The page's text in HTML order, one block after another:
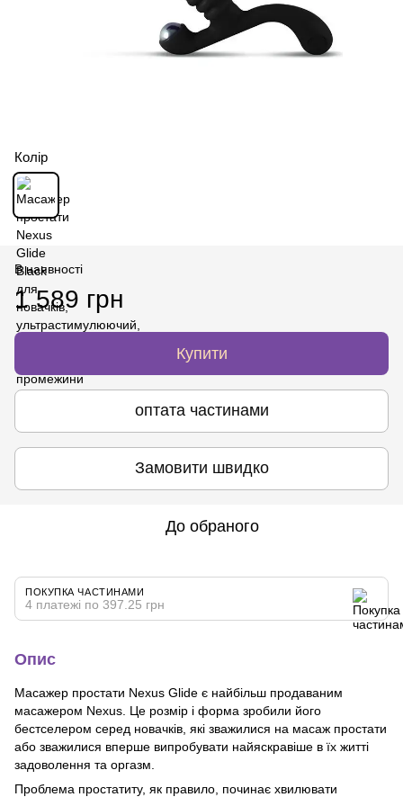
Колір
В наявності
1 589 грн
Купити
оптата частинами
Замовити швидко
До обраного
ПОКУПКА ЧАСТИНАМИ
4 платежі по 397.25 грн
Опис
Масажер простати Nexus Glide є найбільш продаваним
масажером Nexus. Це розмір і форма зробили його
бестселером серед новачків, які зважилися на масаж простати
або зважилися вперше випробувати найяскравіше в їх житті
задоволення та оргазм.
Проблема простатиту, як правило, починає хвилювати